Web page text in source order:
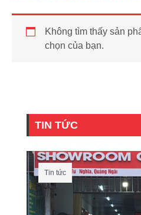
TIN TỨC
Tin tức
Không tìm thấy sản
chọn của bạn.